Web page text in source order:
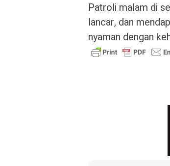
Patroli malam di
lancar, dan
nyaman dengan